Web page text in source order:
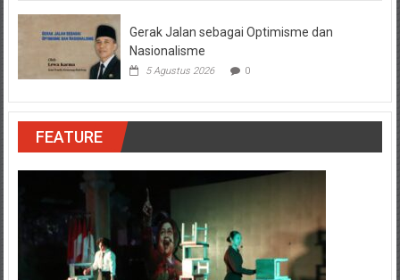
Gerak Jalan sebagai Optimisme dan
Nasionalisme
5 Agustus 2026 0
FEATURE